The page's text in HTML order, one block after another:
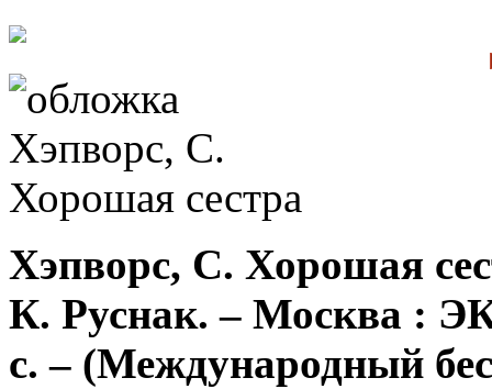
Хэпворс, С. Хорошая
К. Руснак. – Москва :
с. – (Международный